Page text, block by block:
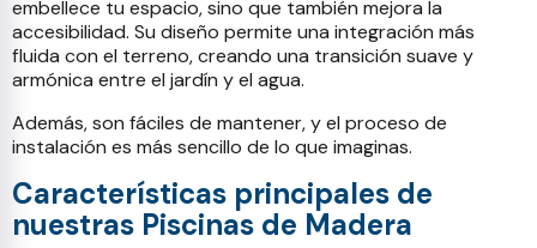
embellece tu espacio, sino que también mejora la
accesibilidad. Su diseño permite una integración más
fluida con el terreno, creando una transición suave y
armónica entre el jardín y el agua.
Además, son fáciles de mantener, y el proceso de
instalación es más sencillo de lo que imaginas.
Características principales de
nuestras Piscinas de Madera